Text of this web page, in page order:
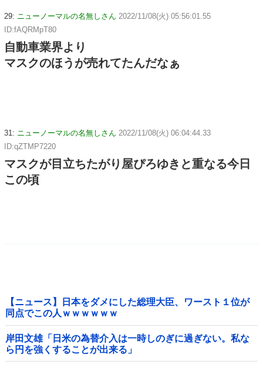
29: ニューノーマルの名無しさん 2022/11/08(火) 05:56:01.55
ID:fAQRMpT80
自動車業界より
マスクのほうが売れてたんだなぁ
31: ニューノーマルの名無しさん 2022/11/08(火) 06:04:44.33
ID:qZTMP7220
マスクが目立ちたがり屋ぴろゆきと重なる今日
この頃
【ニュース】日本をダメにした総理大臣、ワースト１位が
同点でこの人ｗｗｗｗｗｗ
岸田文雄「日米の為替介入は一時しのぎに過ぎない。私な
ら円を強くすることが出来る」